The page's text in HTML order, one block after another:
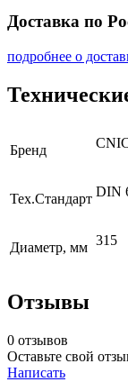
Доставка по
подробнее о
Бренд
Тех.Стандарт DIN
Диаметр, мм 315
Отзывы
0 отзывов
Оставьте свой
Написать